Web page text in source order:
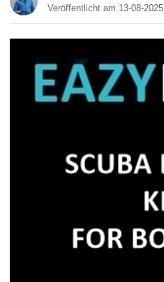
Veröffentlicht am 13-08-2025